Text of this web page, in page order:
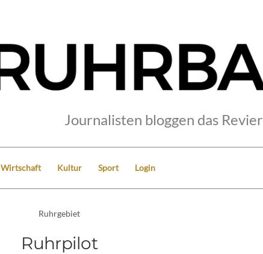
Journalisten bloggen das Revier
Wirtschaft Kultur Sport Login
Ruhrgebiet
Ruhrpilot